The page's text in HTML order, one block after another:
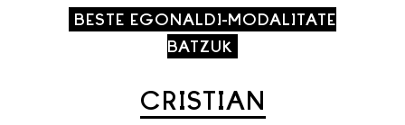
BESTE EGONALDI-MODALITATE
BATZUK
CRISTIAN